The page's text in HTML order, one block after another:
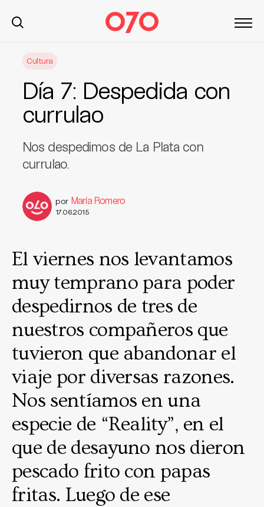
Cultura
Día 7: Despedida con
currulao
Nos despedimos de La Plata con
currulao.
por María Romero
17.06.2015
El viernes nos levantamos
muy temprano para poder
despedirnos de tres de
nuestros compañeros que
tuvieron que abandonar el
viaje por diversas razones.
Nos sentíamos en una
especie de “Reality”, en el
que de desayuno nos dieron
pescado frito con papas
fritas. Luego de ese